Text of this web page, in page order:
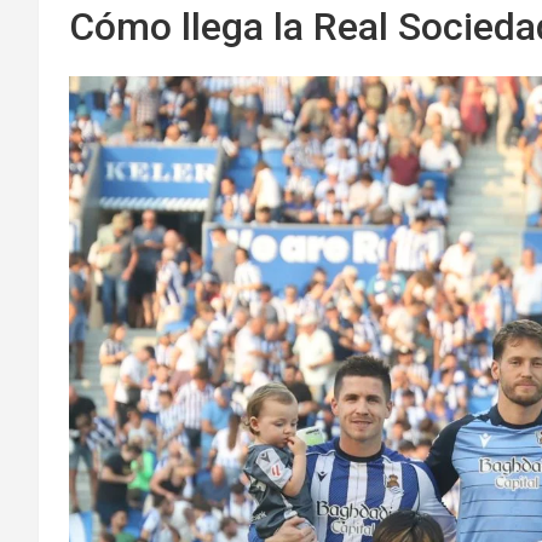
Cómo llega la Real